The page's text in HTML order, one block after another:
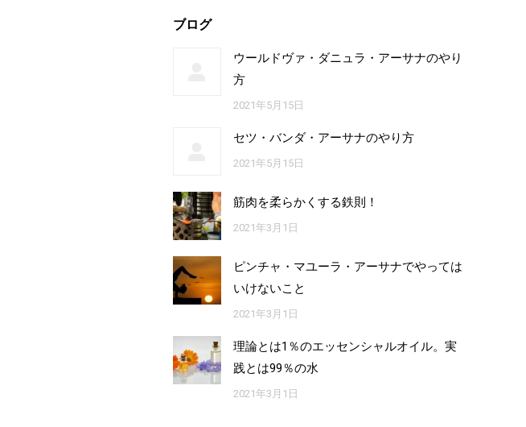
ブログ
ウールドヴァ・ダニュラ・アーサナのやり
方
2021年5月15日
セツ・バンダ・アーサナのやり方
2021年5月15日
筋肉を柔らかくする鉄則！
2021年3月1日
ピンチャ・マユーラ・アーサナでやっては
いけないこと
2021年3月1日
理論とは1％のエッセンシャルオイル。実
践とは99％の水
2021年3月1日